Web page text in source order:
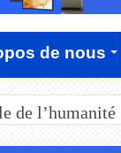
de nous
de l’humanité